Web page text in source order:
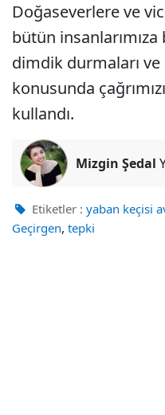
Doğaseverlere ve
bütün insanlarımıza
dimdik durmaları
konusunda
kullandı.
Mizgin Şedal
Etiketler : yaban keçisi
Geçirgen, tepki